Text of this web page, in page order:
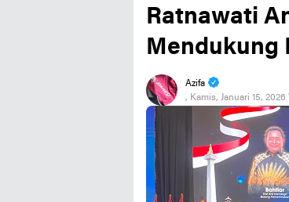
Ratnawati
Mendukung
Azifa
, Kamis, Januari 15, 2026